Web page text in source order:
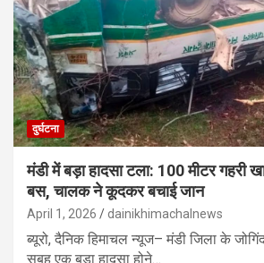
दुर्घटना
मंडी में बड़ा हादसा टला: 100 मीटर गहरी
बस, चालक ने कूदकर बचाई जान
April 1, 2026 dainikhimachalnews
ब्यूरो, दैनिक हिमाचल न्यूज– मंडी जिला के
सुबह एक बड़ा हादसा होने…